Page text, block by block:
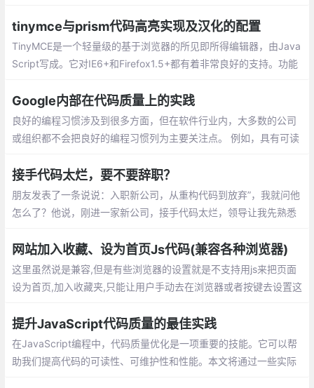
执行。
tinymce与prism代码高亮实现及汉化的配置
TinyMCE是一个轻量级的基于浏览器的所见即所得编辑器，由Java
Script写成。它对IE6+和Firefox1.5+都有着非常良好的支持。功能
Google内部在代码质量上的实践
良好的编程习惯涉及到很多方面，但在软件行业内，大多数的公司
或组织都不会把良好的编程习惯列为主要关注点。 例如，具有可读
义，前者的意义在于可以让代码更易于理解和修改。
接手代码太烂，要不要辞职？
朋友发表了一条说说：入职新公司，从重构代码到放弃”，我就问他
怎么了？他说，刚进一家新公司，接手代码太烂，领导让我先熟悉
网站加入收藏、设为首页Js代码(兼容各种浏览器)
这里虽然说是兼容,但是有些浏览器的设置就是不支持用js来把页面
设为首页,加入收藏夹,只能让用户手动去在浏览器或者按键去设置这
提升JavaScript代码质量的最佳实践
在JavaScript编程中，代码质量优化是一项重要的技能。它可以帮
助我们提高代码的可读性、可维护性和性能。本文将通过一些实际